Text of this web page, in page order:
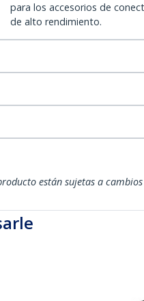
para los accesorios de
de alto rendimiento.
están sujetas a